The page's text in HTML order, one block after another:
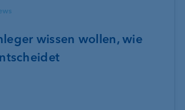
wissen wollen, wie